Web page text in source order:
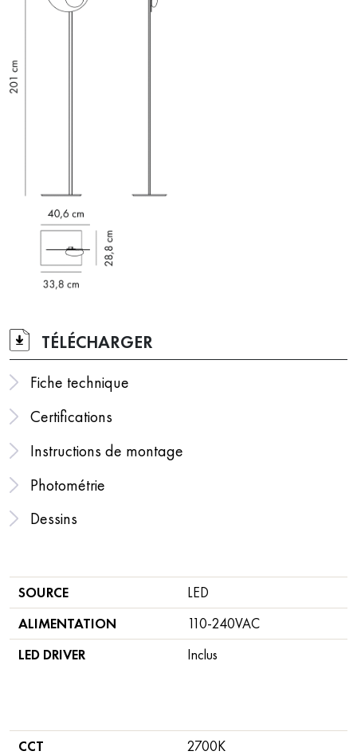
TÉLÉCHARGER
Fiche technique
Certifications
Instructions de montage
Photométrie
Dessins
CCT 2700K
SOURCE
LED
ALIMENTATION
110-240VAC
LED DRIVER
Inclus